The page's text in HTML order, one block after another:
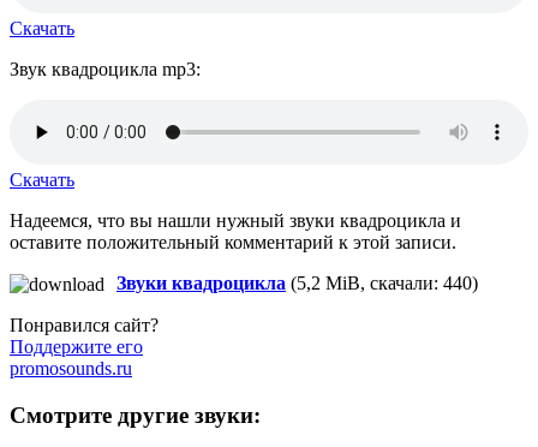
Скачать
Звук квадроцикла mp3:
Скачать
Надеемся, что вы нашли нужный звуки квадроцикла и
оставите положительный комментарий к этой записи.
Звуки квадроцикла (5,2 MiB, скачали: 440)
Понравился сайт?
Поддержите его
promosounds.ru
Смотрите другие звуки: